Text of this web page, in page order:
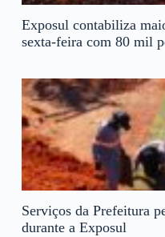
Exposul contabiliza
sexta-feira com 80 mil
Serviços da Prefeitura
durante a Exposul